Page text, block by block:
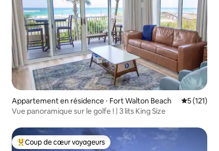
Appartement en résidence ⋅ Fort Walton Beach Évaluation
5 (121)
Vue panoramique sur le golfe ! | 3 lits King Size
Coups de cœur voyageurs les plus appréciés
Coup de cœur voyageurs